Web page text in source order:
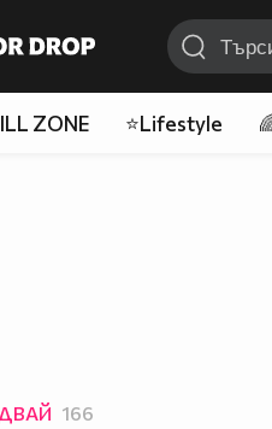
ZONE ⭐Lifestyle
166